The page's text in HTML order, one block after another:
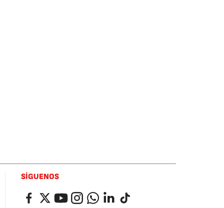
SÍGUENOS
FacebookTwitterYouTubeInstagramWhatsappLinkedIn
TikTok